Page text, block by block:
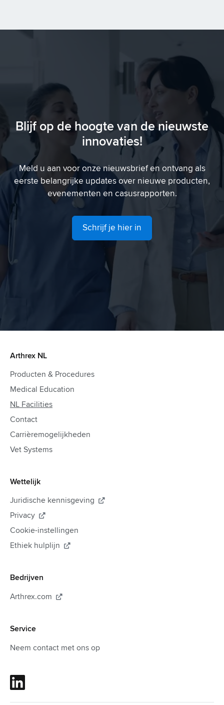
Blijf op de hoogte van de nieuwste
innovaties!
Meld u aan voor onze nieuwsbrief en ontvang als
eerste belangrijke updates over nieuwe producten,
evenementen en casusrapporten.
Schrijf je hier in
Arthrex NL
Producten & Procedures
Medical Education
NL Facilities
Contact
Carrièremogelijkheden
Vet Systems
Wettelijk
Juridische kennisgeving

Privacy 
Cookie-instellingen
Ethiek hulplijn

Bedrijven
Arthrex.com

Service
Neem contact met ons op